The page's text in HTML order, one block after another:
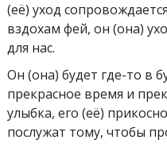
(её) уход
вздохам фей, он (она)
для нас.
Он (она) будет где-то в
прекрасное время и
улыбка, его (её)
послужат тому, чтобы